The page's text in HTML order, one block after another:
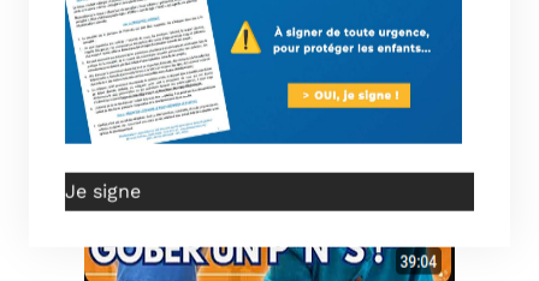
DERNIERE EMISSION
Je signe